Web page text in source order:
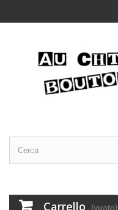
Carrello (vuoto)